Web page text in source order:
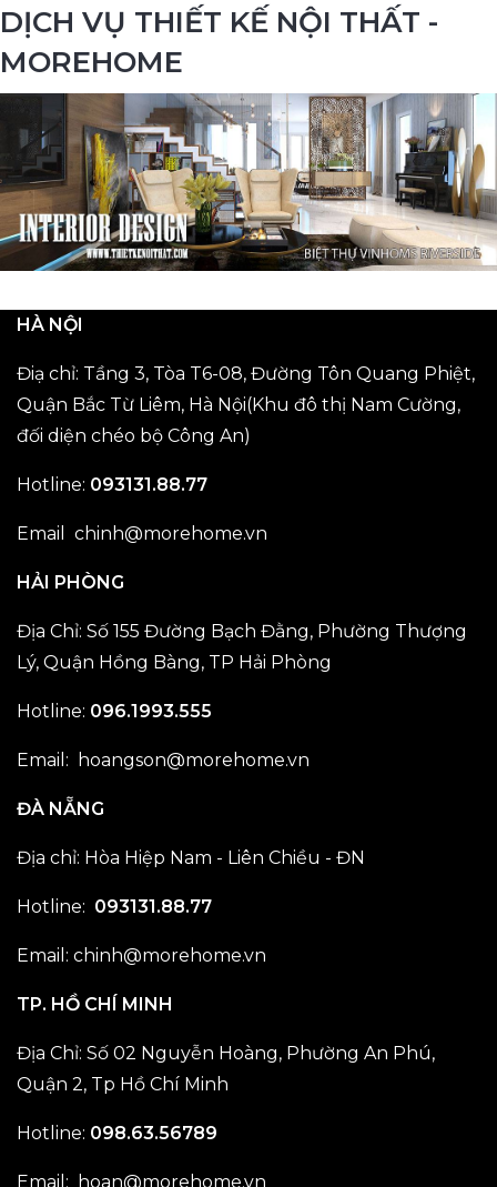
DỊCH VỤ THIẾT KẾ NỘI THẤT -
MOREHOME
HÀ NỘI
Điạ chỉ: Tầng 3, Tòa T6-08, Đường Tôn Quang Phiệt,
Quận Bắc Từ Liêm, Hà Nội(Khu đô thị Nam Cường,
đối diện chéo bộ Công An)
Hotline: 093131.88.77
Email chinh@morehome.vn
HẢI PHÒNG
Địa Chỉ: Số 155 Đường Bạch Đằng, Phường Thượng
Lý, Quận Hồng Bàng, TP Hải Phòng
Hotline: 096.1993.555
Email: hoangson@morehome.vn
ĐÀ NẴNG
Địa chỉ: Hòa Hiệp Nam - Liên Chiều - ĐN
Hotline: 093131.88.77
Email: chinh@morehome.vn
TP. HỒ CHÍ MINH
Địa Chỉ: Số 02 Nguyễn Hoàng, Phường An Phú,
Quận 2, Tp Hồ Chí Minh
Hotline: 098.63.56789
Email: hoan@morehome.vn